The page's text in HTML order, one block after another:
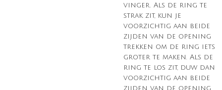
vinger. Als de ring te
strak zit, kun je
voorzichtig aan beide
zijden van de opening
trekken om de ring iets
groter te maken. Als de
ring te los zit, duw dan
voorzichtig aan beide
zijden van de opening